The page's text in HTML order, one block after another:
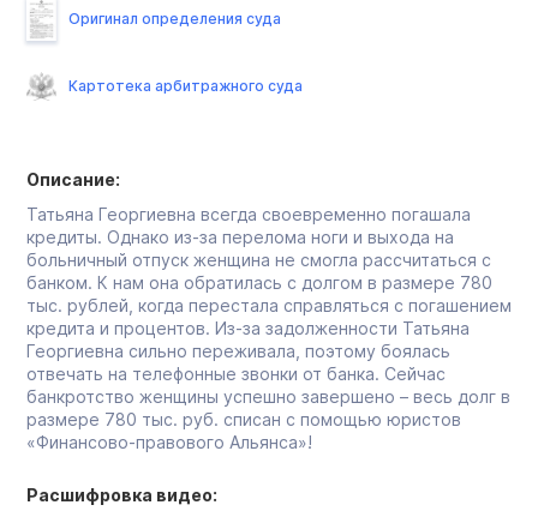
Описание:
Татьяна Георгиевна всегда своевременно погашала
кредиты. Однако из-за перелома ноги и выхода на
больничный отпуск женщина не смогла рассчитаться с
банком. К нам она обратилась с долгом в размере 780
тыс. рублей, когда перестала справляться с погашением
кредита и процентов. Из-за задолженности Татьяна
Георгиевна сильно переживала, поэтому боялась
отвечать на телефонные звонки от банка. Сейчас
банкротство женщины успешно завершено – весь долг в
размере 780 тыс. руб. списан с помощью юристов
«Финансово-правового Альянса»!
Расшифровка видео:
Оригинал определения суда
Картотека арбитражного суда